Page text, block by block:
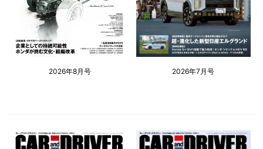
2026年8月号 2026年7月号